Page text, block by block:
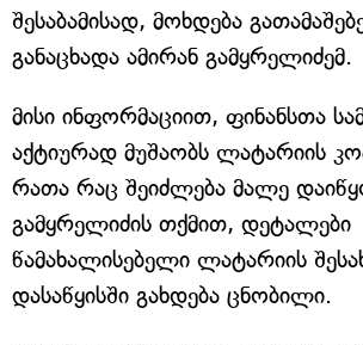
შესაბამისად, მოხდება
განაცხადა ამირან გამყრელიძემ.
მისი ინფორმაციით, ფინანსთა
აქტიურად მუშაობს ლატარიის
რათა რაც შეიძლება მალე
გამყრელიძის თქმით, დეტალები
წამახალისებელი ლატარიის
დასაწყისში გახდება ცნობილი.